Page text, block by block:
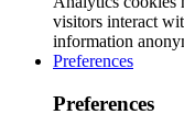
visitors interact
information
Preferences
Preferences